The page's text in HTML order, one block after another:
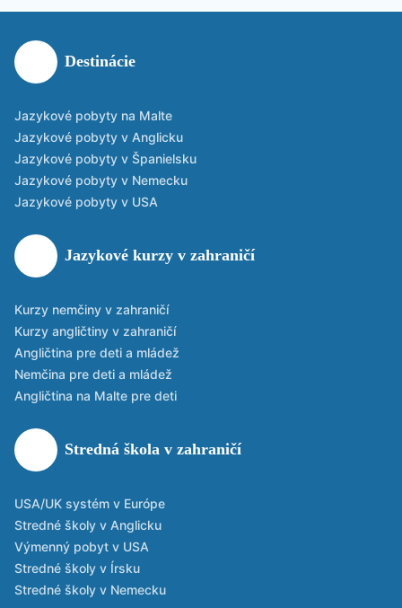
Destinácie
Jazykové pobyty na Malte
Jazykové pobyty v Anglicku
Jazykové pobyty v Španielsku
Jazykové pobyty v Nemecku
Jazykové pobyty v USA
Jazykové kurzy v zahraničí
Kurzy nemčiny v zahraničí
Kurzy angličtiny v zahraničí
Angličtina pre deti a mládež
Nemčina pre deti a mládež
Angličtina na Malte pre deti
Stredná škola v zahraničí
USA/UK systém v Európe
Stredné školy v Anglicku
Výmenný pobyt v USA
Stredné školy v Írsku
Stredné školy v Nemecku